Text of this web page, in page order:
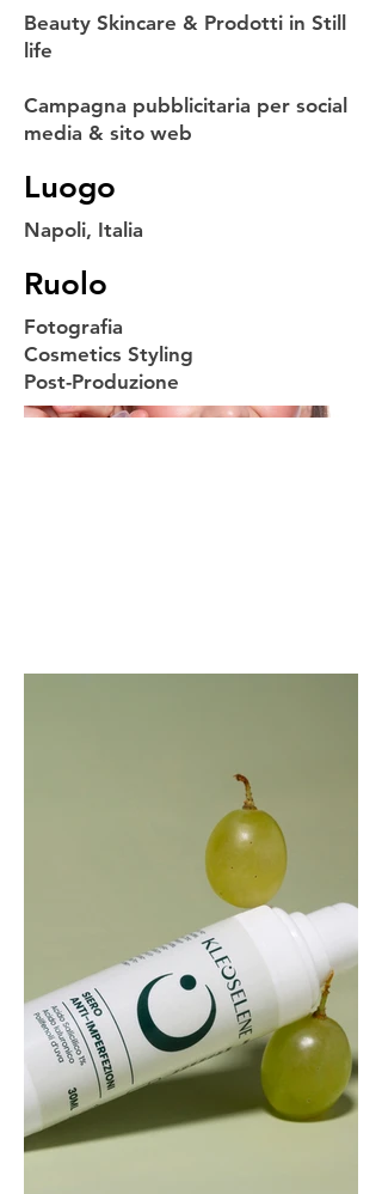
Beauty Skincare & Prodotti in Still
life
Campagna pubblicitaria per social
media & sito web
Luogo
Napoli, Italia
Ruolo
Fotografia
Cosmetics Styling
Post-Produzione